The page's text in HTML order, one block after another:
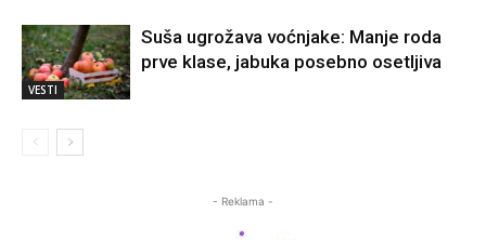
VESTI
Suša ugrožava voćnjake: Manje roda
prve klase, jabuka posebno osetljiva
- Reklama -